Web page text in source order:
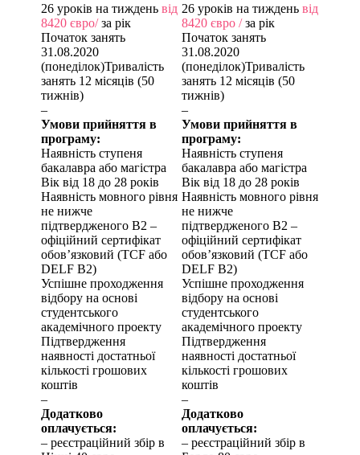
26 уроків на тиждень від
8420 євро/за рік
Початок занять
31.08.2020
(понеділок)Тривалість
занять 12 місяців (50
тижнів)
–
Умови прийняття в
програму:
Наявність ступеня
бакалавра або магістра
Вік від 18 до 28 років
Наявність мовного рівня
не нижче
підтвердженого B2 –
офіційний сертифікат
обов’язковий (TCF або
DELF B2)
Успішне проходження
відбору на основі
студентського
академічного проекту
Підтвердження
наявності достатньої
кількості грошових
коштів
–
Додатково
оплачується:
– реєстраційний збір в
26 уроків на тиждень від
8420 євро /за рік
Початок занять
31.08.2020
(понеділок)Тривалість
занять 12 місяців (50
тижнів)
–
Умови прийняття в
програму:
Наявність ступеня
бакалавра або магістра
Вік від 18 до 28 років
Наявність мовного рівня
не нижче
підтвердженого B2 –
офіційний сертифікат
обов’язковий (TCF або
DELF B2)
Успішне проходження
відбору на основі
студентського
академічного проекту
Підтвердження
наявності достатньої
кількості грошових
коштів
–
Додатково
оплачується:
– реєстраційний збір в